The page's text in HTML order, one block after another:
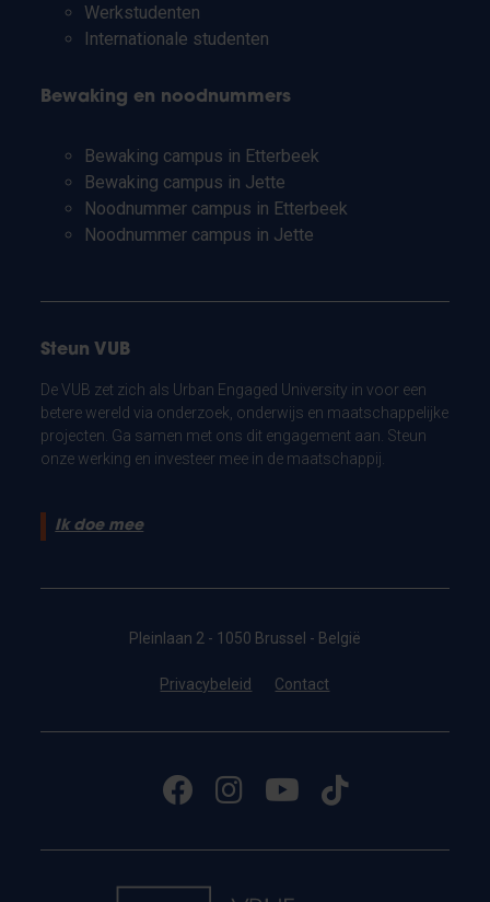
Werkstudenten
Internationale studenten
Bewaking en noodnummers
Bewaking campus in Etterbeek
Bewaking campus in Jette
Noodnummer campus in Etterbeek
Noodnummer campus in Jette
Steun VUB
De VUB zet zich als Urban Engaged University in voor een
betere wereld via onderzoek, onderwijs en maatschappelijke
projecten. Ga samen met ons dit engagement aan. Steun
onze werking en investeer mee in de maatschappij.
Ik doe mee
Pleinlaan 2 - 1050 Brussel - België
Privacybeleid Contact